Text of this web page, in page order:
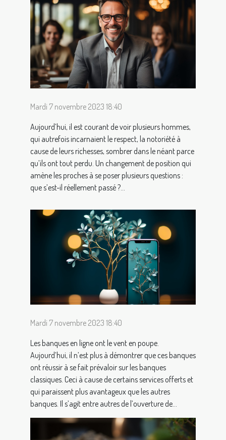
Mardi 7 novembre 2023 18:40
Aujourd’hui, il est courant de voir plusieurs hommes,
qui autrefois incarnaient le respect, la notoriété à
cause de leurs richesses, sombrer dans le néant parce
qu’ils ont tout perdu. Un changement de position qui
amène les proches à se poser plusieurs questions :
que s’est-il réellement passé ?...
Mardi 7 novembre 2023 18:40
Les banques en ligne ont le vent en poupe.
Aujourd’hui, il n’est plus à démontrer que ces banques
ont réussir à se fait prévaloir sur les banques
classiques. Ceci à cause de certains services offerts et
qui paraissent plus avantageux que les autres
banques. Il s’agit entre autres de l’ouverture de...